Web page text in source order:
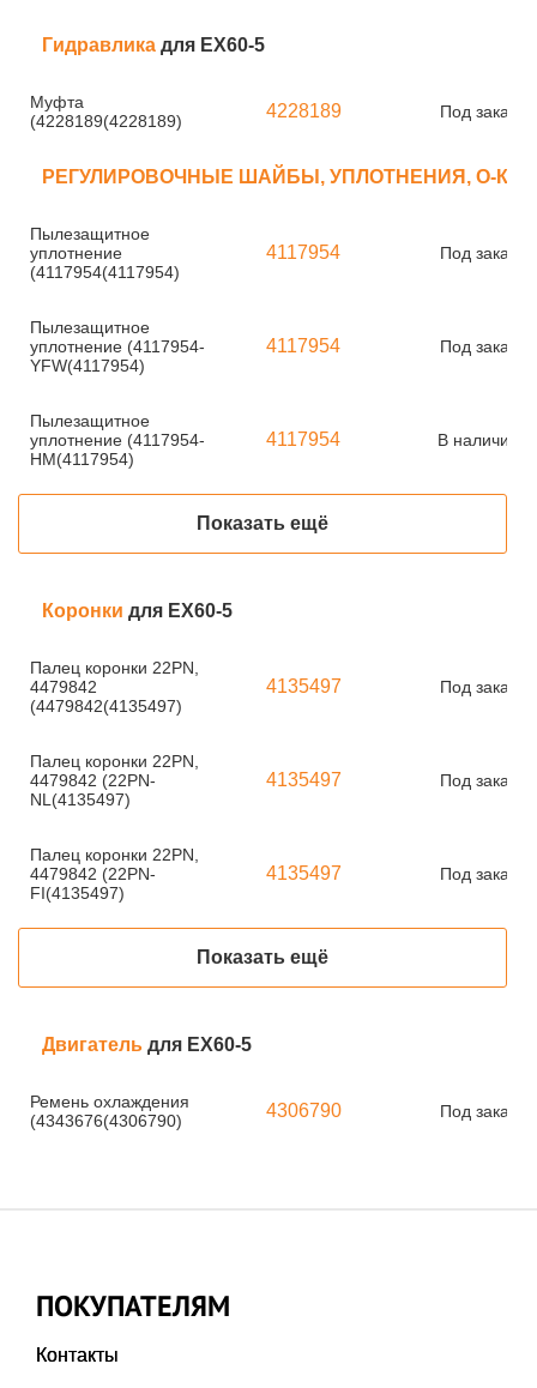
Гидравлика для EX60-5
Муфта
(4228189(4228189)
4228189 Под заказ
РЕГУЛИРОВОЧНЫЕ ШАЙБЫ, УПЛОТНЕНИЯ, О-
Пылезащитное
уплотнение
(4117954(4117954)
4117954 Под заказ
Пылезащитное
уплотнение (4117954-
YFW(4117954)
4117954 Под заказ
Пылезащитное
уплотнение (4117954-
HM(4117954)
4117954 В наличии
Показать ещё
Коронки для EX60-5
Палец коронки 22PN,
4479842
(4479842(4135497)
4135497 Под заказ
Палец коронки 22PN,
4479842 (22PN-
NL(4135497)
4135497 Под заказ
Палец коронки 22PN,
4479842 (22PN-
FI(4135497)
4135497 Под заказ
Показать ещё
Двигатель для EX60-5
Ремень охлаждения
(4343676(4306790)
4306790 Под заказ
ПОКУПАТЕЛЯМ
Контакты